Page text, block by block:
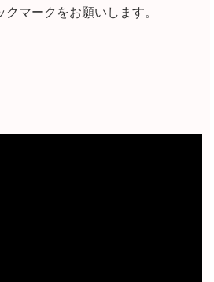
クマークをお願いします。